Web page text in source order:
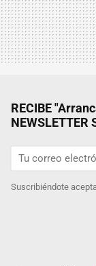
RECIBE
NEWSLETTER
Suscribiéndote